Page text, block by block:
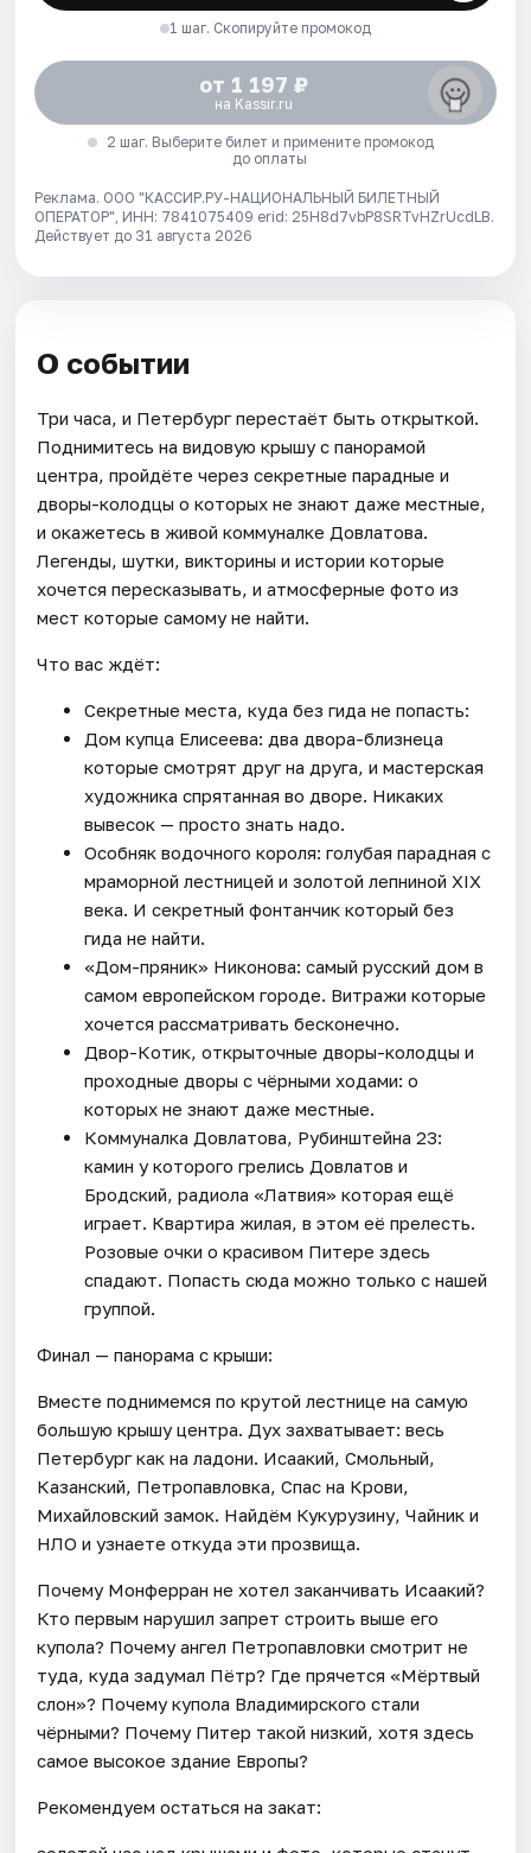
1 шаг. Скопируйте промокод
от 1 197 ₽
на Kassir.ru
2 шаг. Выберите билет и примените промокод
до оплаты
Реклама. ООО "КАССИР.РУ-НАЦИОНАЛЬНЫЙ БИЛЕТНЫЙ
ОПЕРАТОР", ИНН: 7841075409 erid: 25H8d7vbP8SRTvHZrUcdLB.
Действует до 31 августа 2026
О событии
Три часа, и Петербург перестаёт быть открыткой.
Поднимитесь на видовую крышу с панорамой
центра, пройдёте через секретные парадные и
дворы-колодцы о которых не знают даже местные,
и окажетесь в живой коммуналке Довлатова.
Легенды, шутки, викторины и истории которые
хочется пересказывать, и атмосферные фото из
мест которые самому не найти.
Что вас ждёт:
Секретные места, куда без гида не попасть:
Дом купца Елисеева: два двора-близнеца
которые смотрят друг на друга, и мастерская
художника спрятанная во дворе. Никаких
вывесок — просто знать надо.
Особняк водочного короля: голубая парадная с
мраморной лестницей и золотой лепниной XIX
века. И секретный фонтанчик который без
гида не найти.
«Дом-пряник» Никонова: самый русский дом в
самом европейском городе. Витражи которые
хочется рассматривать бесконечно.
Двор-Котик, открыточные дворы-колодцы и
проходные дворы с чёрными ходами: о
которых не знают даже местные.
Коммуналка Довлатова, Рубинштейна 23:
камин у которого грелись Довлатов и
Бродский, радиола «Латвия» которая ещё
играет. Квартира жилая, в этом её прелесть.
Розовые очки о красивом Питере здесь
спадают. Попасть сюда можно только с нашей
группой.
Финал — панорама с крыши:
Вместе поднимемся по крутой лестнице на самую
большую крышу центра. Дух захватывает: весь
Петербург как на ладони. Исаакий, Смольный,
Казанский, Петропавловка, Спас на Крови,
Михайловский замок. Найдём Кукурузину, Чайник и
НЛО и узнаете откуда эти прозвища.
Почему Монферран не хотел заканчивать Исаакий?
Кто первым нарушил запрет строить выше его
купола? Почему ангел Петропавловки смотрит не
туда, куда задумал Пётр? Где прячется «Мёртвый
слон»? Почему купола Владимирского стали
чёрными? Почему Питер такой низкий, хотя здесь
самое высокое здание Европы?
Рекомендуем остаться на закат: